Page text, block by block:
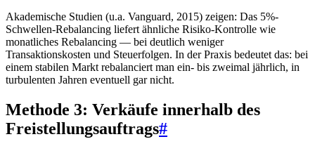
Akademische Studien (u.a. Vanguard, 2015) zeigen: Das 5%-
Schwellen-Rebalancing liefert ähnliche Risiko-Kontrolle wie
monatliches Rebalancing — bei deutlich weniger
Transaktionskosten und Steuerfolgen. In der Praxis bedeutet das: bei
einem stabilen Markt rebalanciert man ein- bis zweimal jährlich, in
turbulenten Jahren eventuell gar nicht.
Methode 3: Verkäufe innerhalb des
Freistellungsauftrags#